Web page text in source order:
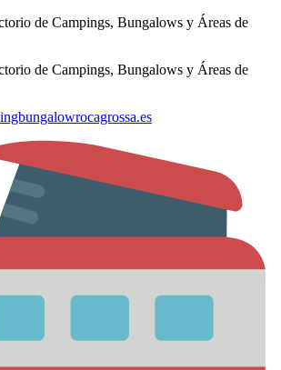
de Campings, Bungalows y Áreas de
de Campings, Bungalows y Áreas de